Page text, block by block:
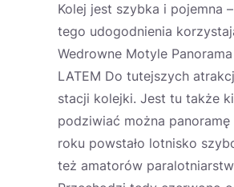
Kolej jest szybka i pojemna
tego udogodnienia
Wedrowne Motyle
LATEM Do tutejszych
stacji kolejki. Jest tu także
podziwiać można panoramę
roku powstało lotnisko
też amatorów